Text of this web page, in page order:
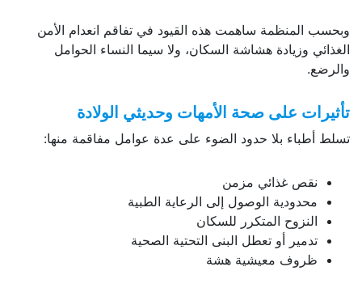
وبحسب المنظمة ساهمت هذه القيود في تفاقم انعدام الأمن
الغذائي وزيادة هشاشة السكان، ولا سيما النساء الحوامل
والرضع.
تأثيرات على صحة الأمهات وحديثي الولادة
تسلط أطباء بلا حدود الضوء على عدة عوامل مفاقمة منها:
نقص غذائي مزمن
محدودية الوصول إلى الرعاية الطبية
النزوح المتكرر للسكان
تدمير أو تعطل البنى التحتية الصحية
ظروف معيشية هشة